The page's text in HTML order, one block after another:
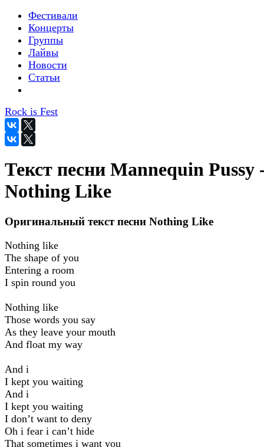
Фестивали
Концерты
Группы
Лайвы
Новости
Статьи
Rock is Fest
Текст песни Mannequin Pussy
Nothing Like
Оригинальный текст песни Nothing Like
Nothing like
The shape of you
Entering a room
I spin round you
Nothing like
Those words you say
As they leave your mouth
And float my way
And i
I kept you waiting
And i
I kept you waiting
I don’t want to deny
Oh i fear i can’t hide
That sometimes i want you